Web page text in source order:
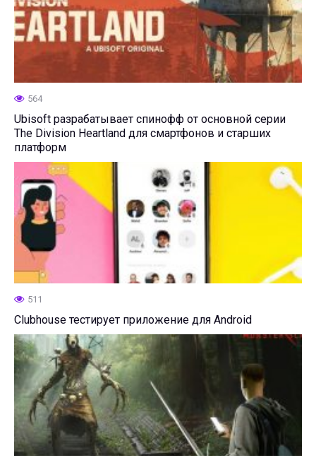
564
Ubisoft разрабатывает спинофф от основной серии
The Division Heartland для смартфонов и старших
платформ
511
Clubhouse тестирует приложение для Android